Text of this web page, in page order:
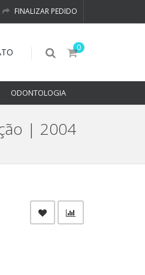
FINALIZAR PEDIDO
0
ODONTOLOGIA
| 2004